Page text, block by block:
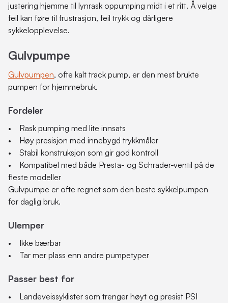
justering hjemme til lynrask oppumping midt i et ritt. Å velge
feil kan føre til frustrasjon, feil trykk og dårligere
sykkelopplevelse.
Gulvpumpe
Gulvpumpen, ofte kalt track pump, er den mest brukte
pumpen for hjemmebruk.
Fordeler
• Rask pumping med lite innsats
• Høy presisjon med innebygd trykkmåler
• Stabil konstruksjon som gir god kontroll
• Kompatibel med både Presta- og Schrader-ventil på de
fleste modeller
Gulvpumpe er ofte regnet som den beste sykkelpumpen
for daglig bruk.
Ulemper
• Ikke bærbar
• Tar mer plass enn andre pumpetyper
Passer best for
• Landeveissyklister som trenger høyt og presist PSI